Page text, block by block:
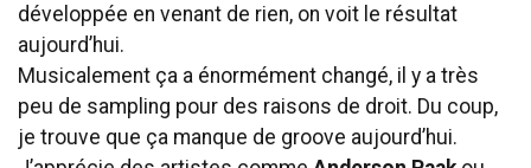
développée en venant de rien, on voit le résultat
aujourd’hui.
Musicalement ça a énormément changé, il y a très
peu de sampling pour des raisons de droit. Du coup,
je trouve que ça manque de groove aujourd’hui.